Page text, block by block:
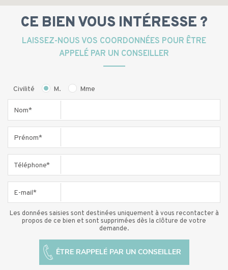
CE BIEN VOUS INTÉRESSE ?
LAISSEZ-NOUS VOS COORDONNÉES POUR ÊTRE
APPELÉ PAR UN CONSEILLER
Civilité M. Mme
Nom*
Prénom*
Téléphone*
E-mail*
Les données saisies sont destinées uniquement à vous recontacter à
propos de ce bien et sont supprimées dès la clôture de votre
demande.